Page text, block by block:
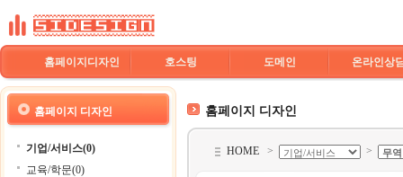
홈페이지디자인 호스팅 도메인 온라인상
홈페이지 디자인
기업/서비스(0)
교육/학문(0)
홈페이지 디자인
HOME > >